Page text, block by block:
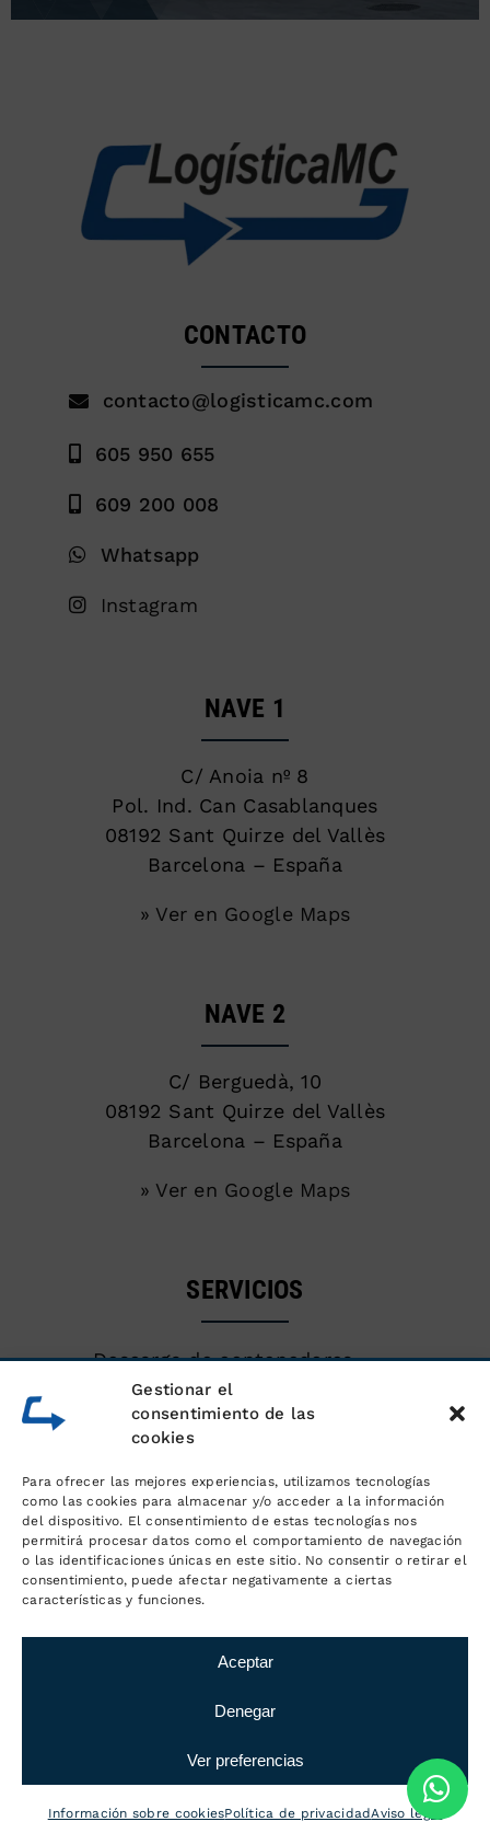
Gestionar el
consentimiento de las
cookies
Para ofrecer las mejores experiencias, utilizamos tecnologías
como las cookies para almacenar y/o acceder a la información
del dispositivo. El consentimiento de estas tecnologías nos
permitirá procesar datos como el comportamiento de navegación
o las identificaciones únicas en este sitio. No consentir o retirar el
consentimiento, puede afectar negativamente a ciertas
características y funciones.
Aceptar
Denegar
Ver preferencias
Información sobre cookiesPolítica de privacidadAviso legal
CONTACTO
contacto@logisticamc.com
605 950 655
609 200 008
Whatsapp
Instagram
NAVE 1
C/ Anoia nº 8
Pol. Ind. Can Casablanques
08192 Sant Quirze del Vallès
Barcelona – España
» Ver en Google Maps
NAVE 2
C/ Berguedà, 10
08192 Sant Quirze del Vallès
Barcelona – España
» Ver en Google Maps
SERVICIOS
Descarga de contenedores
marítimos
Almacén de mercancías
Servicios logísticos y gestión de
pedidos
Distribución y transporte
2026 Logística MC
·Información sobre cookies
Diseño web: qualitystudio